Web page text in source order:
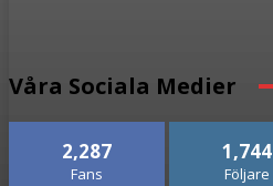
Våra Sociala Medier
2,287
Fans
1,744
Följare